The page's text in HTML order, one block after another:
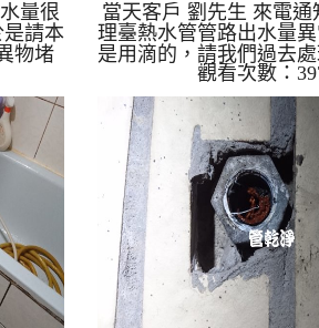
量很
請本
物堵
，開
顏色
個多
於能
管清
忽熱
當天客戶 劉先生 來電通
理臺熱水管管路出水量
是用滴的，請我們過去
彎頭及三角凡爾，就發
汙泥鐵鏽，水幾乎無法
於是本公司架起 水管清
水管 過程中，管路堵住
改用特殊工法，管路不
下圖， 水管清洗 約兩
中的鐵鏽終於清洗乾淨，
常使用水了。 清洗水管,
水管, 熱水管堵塞, 熱水
觀看次數：